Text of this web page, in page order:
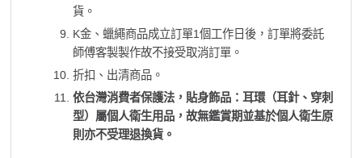
貨。
K金、蠟繩商品成立訂單1個工作日後，訂單將委託
師傅客製製作故不接受取消訂單。
折扣、出清商品。
依台灣消費者保護法，貼身飾品：耳環（耳針、穿刺
型）屬個人衛生用品，故無鑑賞期並基於個人衛生原
則亦不受理退換貨。